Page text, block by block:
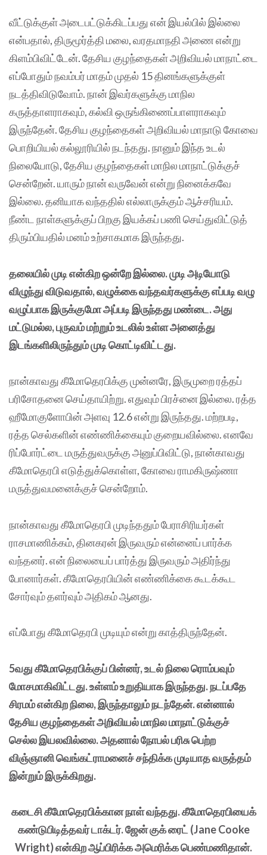
வீட்டுக்குள் அடைபட்டுக்கிடப்பது என் இயல்பில் இல்லை
என்பதால், திருமூர்த்தி மலை, வரதமாநதி அணை என்று
கிளம்பிவிட்டேன். தேசிய குழந்தைகள் அறிவியல் மாநாட்டை
எப்போதும் நவம்பர் மாதம் முதல் 15 தினங்களுக்குள்
நடத்திவிடுவோம். நான் இவர்களுக்கு மாநில
கருத்தாளராகவும், கல்வி ஒருங்கிணைப்பாளராகவும்
இருந்தேன். தேசிய குழந்தைகள் அறிவியல் மாநாடு கோவை
பொறியியல் கல்லூரியில் நடந்தது. நானும் இந்த உடல்
நிலையோடு, தேசிய குழந்தைகள் மாநில மாநாட்டுக்குச்
சென்றேன். யாரும் நான் வருவேன் என்று நினைக்கவே
இல்லை. தனியாக வந்ததில் எல்லாருக்கும் ஆச்சரியம்.
நீண்ட நாள்களுக்குப் பிறகு இயக்கப் பணி செய்துவிட்டுத்
திரும்பியதில் மனம் உற்சாகமாக இருந்தது.
தலையில் முடி என்கிற ஒன்றே இல்லை. முடி அடியோடு
விழுந்து விடுவதால், வழுக்கை வந்தவர்களுக்கு எப்படி வழு
வழுப்பாக இருக்குமோ அப்படி இருந்தது மண்டை. அது
மட்டுமல்ல, புருவம் மற்றும் உடலில் உள்ள அனைத்து
இடங்களிலிருந்தும் முடி கொட்டிவிட்டது.
நான்காவது கீமோதெரபிக்கு முன்னரே, இருமுறை ரத்தப்
பரிசோதனை செய்தாயிற்று. எதுவும் பிரச்னை இல்லை. ரத்த
ஹீமோகுளோபின் அளவு 12.6 என்று இருந்தது. மற்றபடி,
ரத்த செல்களின் எண்ணிக்கையும் குறையவில்லை. எனவே
ரிப்போர்ட்டை மருத்துவருக்கு அனுப்பிவிட்டு, நான்காவது
கீமோதெரபி எடுத்துக்கொள்ள, கோவை ராமகிருஷ்ணா
மருத்துவமனைக்குச் சென்றோம்.
நான்காவது கீமோதெரபி முடிந்ததும் பேராசிரியர்கள்
ராசமாணிக்கம், தினகரன் இருவரும் என்னைப் பார்க்க
வந்தனர். என் நிலையைப் பார்த்து இருவரும் அதிர்ந்து
போனார்கள். கீமோதெரபியின் எண்ணிக்கை கூடக்கூட
சோர்வும் தளர்வும் அதிகம் ஆனது.
எப்போது கீமோதெரபி முடியும் என்று காத்திருந்தேன்.
5வது கீமோதெரபிக்குப் பின்னர், உடல் நிலை ரொம்பவும்
மோசமாகிவிட்டது. உள்ளம் உறுதியாக இருந்தது. நடப்பதே
சிரமம் என்கிற நிலை, இருந்தாலும் நடந்தேன். என்னால்
தேசிய குழந்தைகள் அறிவியல் மாநில மாநாட்டுக்குச்
செல்ல இயலவில்லை. அதனால் நோபல் பரிசு பெற்ற
விஞ்ஞானி வெங்கட்ராமனைச் சந்திக்க முடியாத வருத்தம்
இன்றும் இருக்கிறது.
கடைசி கீமோதெரபிக்கான நாள் வந்தது. கீமோதெரபியைக்
கண்டுபிடித்தவர் டாக்டர். ஜேன் குக் ரைட் (Jane Cooke
Wright) என்கிற ஆப்பிரிக்க அமெரிக்க பெண்மணிதான்.